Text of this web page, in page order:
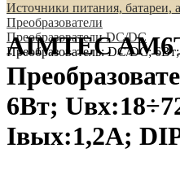
Источники питания, батареи,
Преобразователи
Преобразователи DC/DC
Преобразователь: DC/DC;
AIMTEC
6Вт;
Iвых:1,2А;